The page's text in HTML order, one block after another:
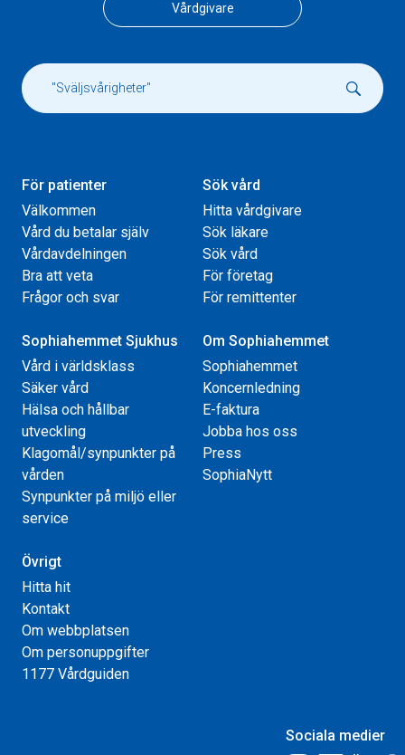
Vårdgivare
För patienter
Välkommen
Vård du betalar själv
Vårdavdelningen
Bra att veta
Frågor och svar
Sök vård
Hitta vårdgivare
Sök läkare
Sök vård
För företag
För remittenter
Sophiahemmet Sjukhus
Vård i världsklass
Säker vård
Hälsa och hållbar
utveckling
Klagomål/synpunkter på
vården
Synpunkter på miljö eller
service
Om Sophiahemmet
Sophiahemmet
Koncernledning
E-faktura
Jobba hos oss
Press
SophiaNytt
Övrigt
Hitta hit
Kontakt
Om webbplatsen
Om personuppgifter
1177 Vårdguiden
Sociala medier